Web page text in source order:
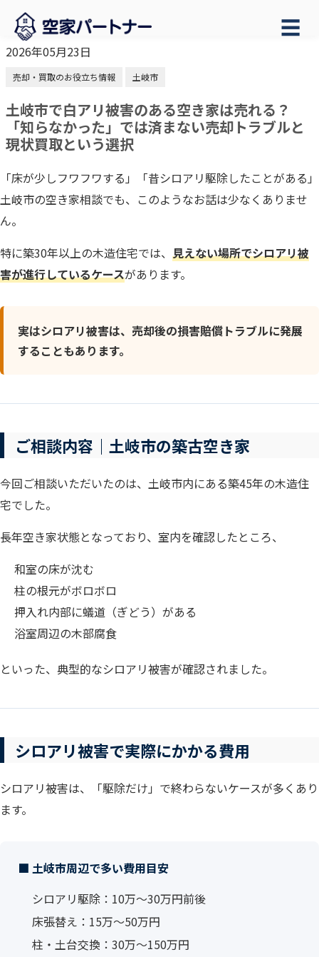
☰
2026年05月23日
売却・買取のお役立ち情報 土岐市
土岐市で白アリ被害のある空き家は売れる？
「知らなかった」では済まない売却トラブルと
現状買取という選択
「床が少しフワフワする」「昔シロアリ駆除したことがある」
土岐市の空き家相談でも、このようなお話は少なくありませ
ん。
特に築30年以上の木造住宅では、 見えない場所でシロアリ被
害が進行しているケースがあります。
実はシロアリ被害は、売却後の損害賠償トラブルに発展
することもあります。
ご相談内容｜土岐市の築古空き家
今回ご相談いただいたのは、土岐市内にある築45年の木造住
宅でした。
長年空き家状態となっており、室内を確認したところ、
和室の床が沈む
柱の根元がボロボロ
押入れ内部に蟻道（ぎどう）がある
浴室周辺の木部腐食
といった、典型的なシロアリ被害が確認されました。
シロアリ被害で実際にかかる費用
シロアリ被害は、「駆除だけ」で終わらないケースが多くあり
ます。
■ 土岐市周辺で多い費用目安
シロアリ駆除：10万〜30万円前後
床張替え：15万〜50万円
柱・土台交換：30万〜150万円